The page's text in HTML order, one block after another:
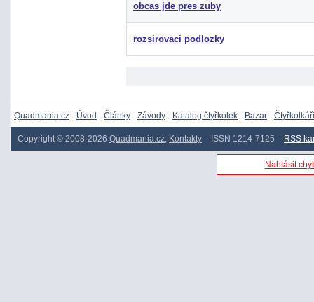
obcas jde pres zuby
rozsirovaci podlozky
Quadmania.cz Úvod Články Závody Katalog čtyřkolek Bazar Čtyřkolkáři
Copyright © 2008-2026 Quadmania.cz, Kontakty – ISSN 1214-7125 – RSS
Nahlásit